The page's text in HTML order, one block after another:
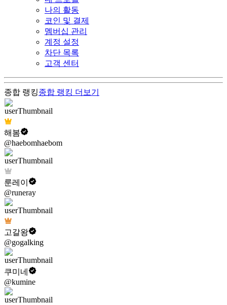
나의 활동
코인 및 결제
멤버십 관리
계정 설정
차단 목록
고객 센터
종합 랭킹종합 랭킹 더보기
해봄
@haebomhaebom
룬레이
@runeray
고갈왕
@gogalking
쿠미네
@kumine